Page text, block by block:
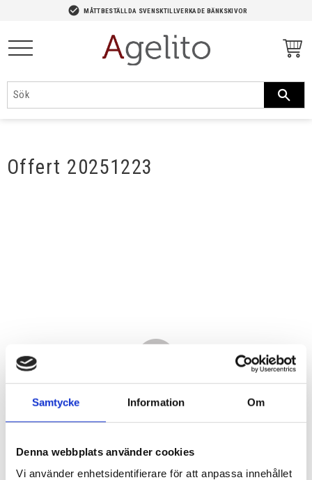
Samtycke Information Om
Denna webbplats använder cookies
Vi använder enhetsidentifierare för att anpassa innehållet
check_circle MÅTTBESTÄLLDA SVENSKTILLVERKADE BÄNKSKIVOR
Offert 20251223